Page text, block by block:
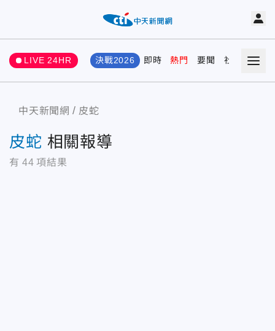
LIVE 24HR 決戰2026 即時 熱門 要聞 社會 娛樂
中天新聞網 皮蛇
皮蛇 相關報導
有 44 項結果